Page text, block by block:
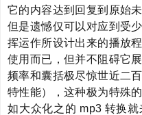
它的内容达到回复到原始
但是遗憾仅可以对应到受
挥运作所设计出来的播放
使用而已，但并不阻碍它
频率和囊括极尽惊世近二
特性能），这种极为特殊
如大众化之的 mp3 转换